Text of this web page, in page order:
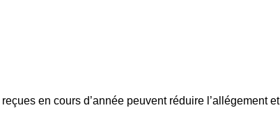
en cours d’année peuvent réduire l’allégement et